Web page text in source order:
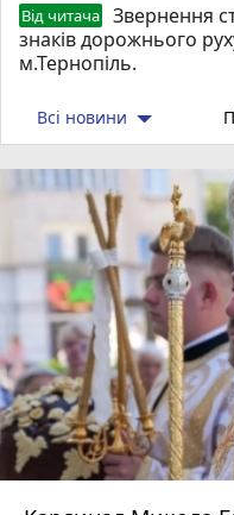
Від читача
Звернення
знаків дорожнього
м.Тернопіль.
Всі новини